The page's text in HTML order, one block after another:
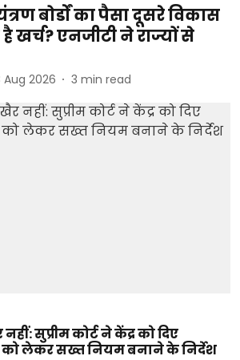
बोर्डों का पैसा दूसरे विकास
है खर्च? एनजीटी ने राज्यों से
Aug 2026 3 min read
सुप्रीम कोर्ट ने केंद्र को दिए
को लेकर सख्त नियम बनाने के निर्देश